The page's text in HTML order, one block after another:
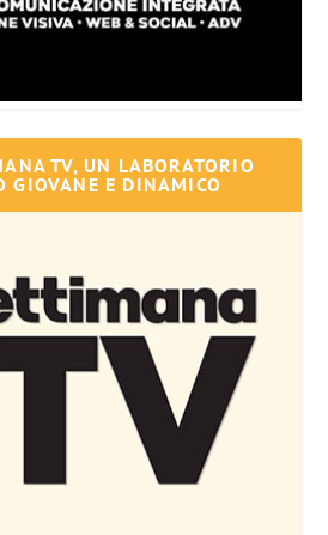
TV, UN LABORATORIO
GIOVANE E DINAMICO